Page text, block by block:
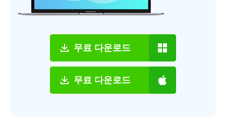
무료 다운로드
무료 다운로드